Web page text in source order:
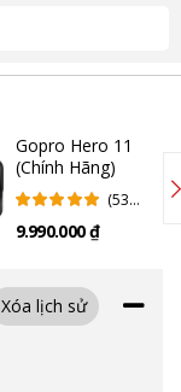
Gopro Hero 11
(Chính Hãng)
(53
9.990.000 ₫
Xóa lịch sử